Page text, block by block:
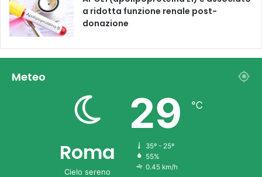
a ridotta funzione renale post-
donazione
Meteo
Roma
Cielo sereno
29 ℃
35º - 25º
55%
0.45 km/h